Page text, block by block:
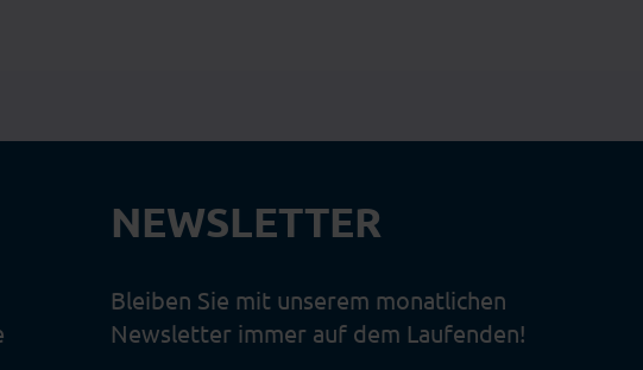
NEWSLETTER
Bleiben Sie mit unserem monatlichen
Newsletter immer auf dem Laufenden!